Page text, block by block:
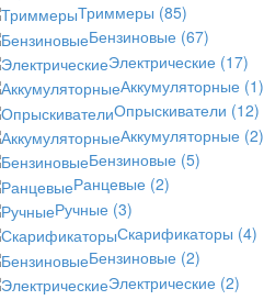
Триммеры (85)
Бензиновые (67)
Электрические (17)
Аккумуляторные (1)
Опрыскиватели (12)
Аккумуляторные (2)
Бензиновые (5)
Ранцевые (2)
Ручные (3)
Скарификаторы (4)
Бензиновые (2)
Электрические (2)